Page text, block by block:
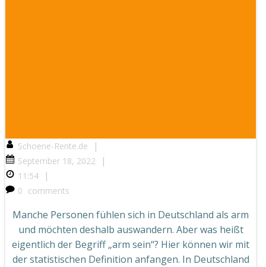
Schoene-Rente.de |
September 18, 2022 |
11:54 |
0 comments
Manche Personen fühlen sich in Deutschland als arm
und möchten deshalb auswandern. Aber was heißt
eigentlich der Begriff „arm sein“? Hier können wir mit
der statistischen Definition anfangen. In Deutschland